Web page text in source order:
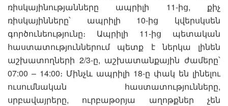
ռիսկայինությանները ապրիլի 11-ից, քիչ
ռիսկայինները՝ ապրիլի 10-ից կվերսկսեն
գործունեությունը։ Ապրիլի 11-ից պետական
հաստատություններում պետք է ներկա լինեն
աշխատողների 2/3-ը, աշխատանքային ժամերը՝
07:00 – 14:00։ Մինչև ապրիլի 18-ը փակ են լինելու
ուսումնական հաստատությունները,
սրբավայրերը, ուրբաթօրյա աղոթքներ չեն